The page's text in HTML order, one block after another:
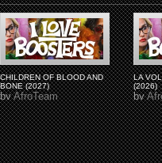
CHILDREN OF BLOOD AND
BONE (2027)
byAfroTeam
LA
(2026)
by